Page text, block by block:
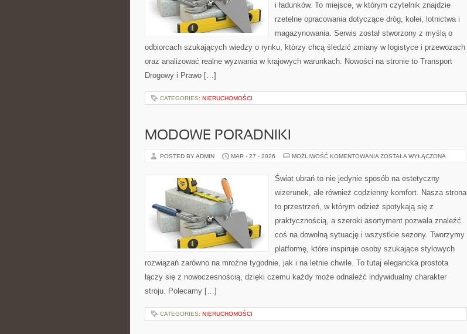
i ładunków. To miejsce, w którym czytelnik znajdzie
rzetelne opracowania dotyczące dróg, kolei, lotnictwa i
magazynowania. Serwis został stworzony z myślą o
odbiorcach szukających wiedzy o rynku, którzy chcą śledzić zmiany w logistyce i przewozach
oraz analizować realne wyzwania w krajowych warunkach. Nowości na stronie to Transport
Drogowy i Prawo […]
CATEGORIES: NIERUCHOMOŚCI
MODOWE PORADNIKI
POSTED BY ADMIN MAR - 27 - 2026 MOŻLIWOŚĆ KOMENTOWANIA MODOWE
ZOSTAŁA WYŁĄCZONA
Świat ubrań to nie jedynie sposób na estetyczny
wizerunek, ale również codzienny komfort. Nasza strona
to przestrzeń, w którym odzież spotykają się z
praktycznością, a szeroki asortyment pozwala znaleźć
coś na dowolną sytuację i wszystkie sezony. Tworzymy
platformę, które inspiruje osoby szukające stylowych
rozwiązań zarówno na mroźne tygodnie, jak i na letnie chwile. To tutaj elegancka prostota
łączy się z nowoczesnością, dzięki czemu każdy może odnaleźć indywidualny charakter
stroju. Polecamy […]
CATEGORIES: NIERUCHOMOŚCI